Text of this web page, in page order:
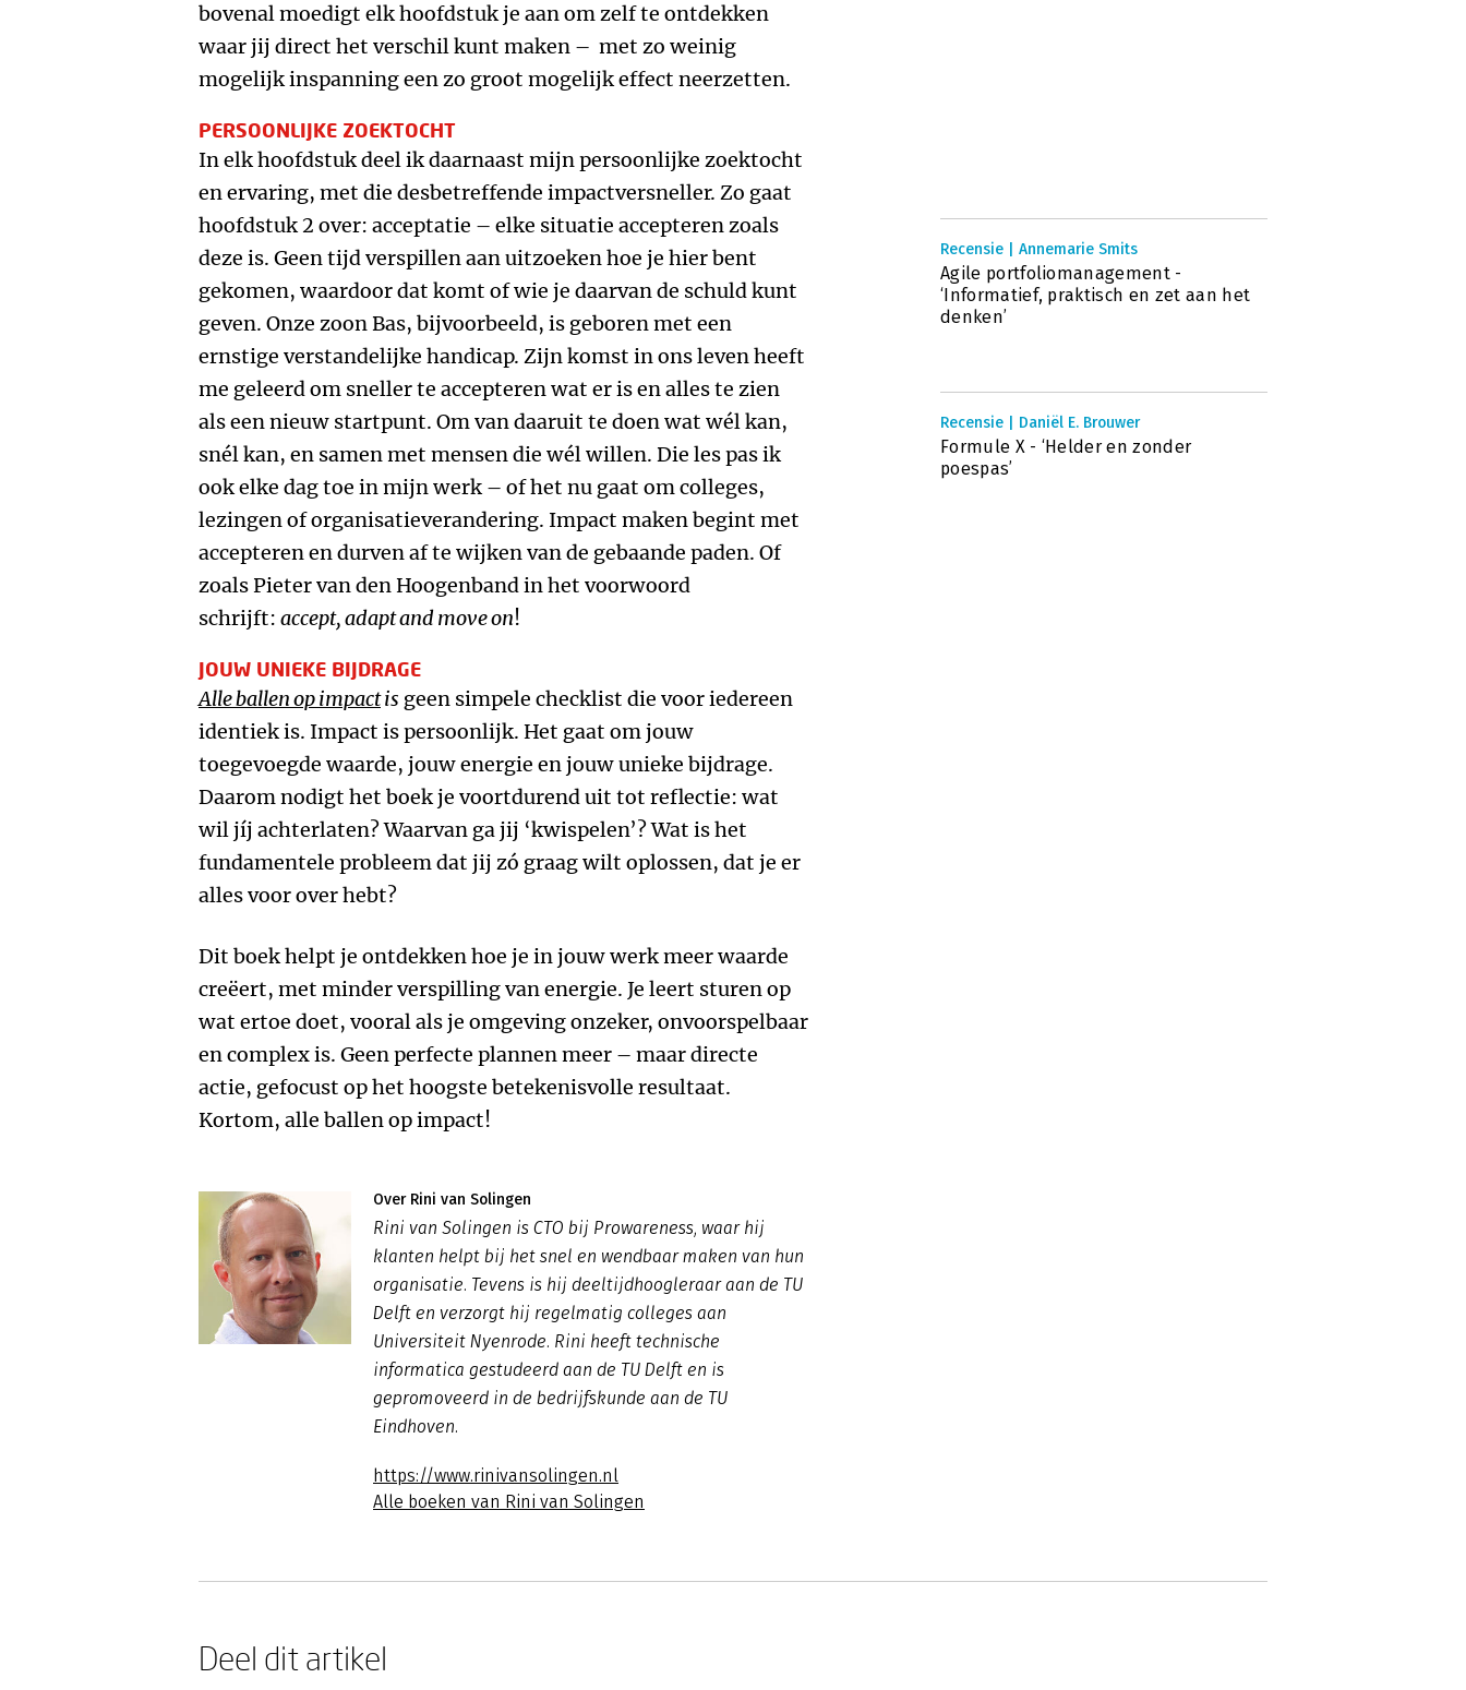
bovenal moedigt elk hoofdstuk je aan om zelf te ontdekken
waar jij direct het verschil kunt maken – met zo weinig
mogelijk inspanning een zo groot mogelijk effect neerzetten.
PERSOONLIJKE ZOEKTOCHT
In elk hoofdstuk deel ik daarnaast mijn persoonlijke zoektocht
en ervaring, met die desbetreffende impactversneller. Zo gaat
hoofdstuk 2 over: acceptatie – elke situatie accepteren zoals
deze is. Geen tijd verspillen aan uitzoeken hoe je hier bent
gekomen, waardoor dat komt of wie je daarvan de schuld kunt
geven. Onze zoon Bas, bijvoorbeeld, is geboren met een
ernstige verstandelijke handicap. Zijn komst in ons leven heeft
me geleerd om sneller te accepteren wat er is en alles te zien
als een nieuw startpunt. Om van daaruit te doen wat wél kan,
snél kan, en samen met mensen die wél willen. Die les pas ik
ook elke dag toe in mijn werk – of het nu gaat om colleges,
lezingen of organisatieverandering. Impact maken begint met
accepteren en durven af te wijken van de gebaande paden. Of
zoals Pieter van den Hoogenband in het voorwoord
schrijft: accept, adapt and move on!
JOUW UNIEKE BIJDRAGE
Alle ballen op impactis geen simpele checklist die voor iedereen
identiek is. Impact is persoonlijk. Het gaat om jouw
toegevoegde waarde, jouw energie en jouw unieke bijdrage.
Daarom nodigt het boek je voortdurend uit tot reflectie: wat
wil jíj achterlaten? Waarvan ga jij ‘kwispelen’? Wat is het
fundamentele probleem dat jij zó graag wilt oplossen, dat je er
alles voor over hebt?
Dit boek helpt je ontdekken hoe je in jouw werk meer waarde
creëert, met minder verspilling van energie. Je leert sturen op
wat ertoe doet, vooral als je omgeving onzeker, onvoorspelbaar
en complex is. Geen perfecte plannen meer – maar directe
actie, gefocust op het hoogste betekenisvolle resultaat.
Kortom, alle ballen op impact!
Over Rini van Solingen
Rini van Solingen is CTO bij Prowareness, waar hij
klanten helpt bij het snel en wendbaar maken van hun
organisatie. Tevens is hij deeltijdhoogleraar aan de TU
Delft en verzorgt hij regelmatig colleges aan
Universiteit Nyenrode. Rini heeft technische
informatica gestudeerd aan de TU Delft en is
gepromoveerd in de bedrijfskunde aan de TU
Eindhoven.
https://www.rinivansolingen.nl
Alle boeken van Rini van Solingen
Recensie | Annemarie Smits
Agile portfoliomanagement -
‘Informatief, praktisch en zet aan het
denken’
Recensie | Daniël E. Brouwer
Formule X - ‘Helder en zonder
poespas’
Deel dit artikel